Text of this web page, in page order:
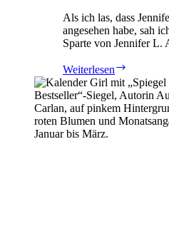
Als ich las, dass
angesehen habe, sah
Sparte von Jennifer L.
Weiterlesen
Ever
After
von
Jennifer